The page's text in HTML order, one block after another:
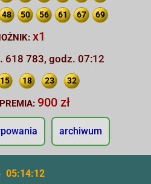
48 50 56 61 67 69
x1
618 783, godz. 07:12
15 18 23 32
900 zł
archiwum
05:14:13